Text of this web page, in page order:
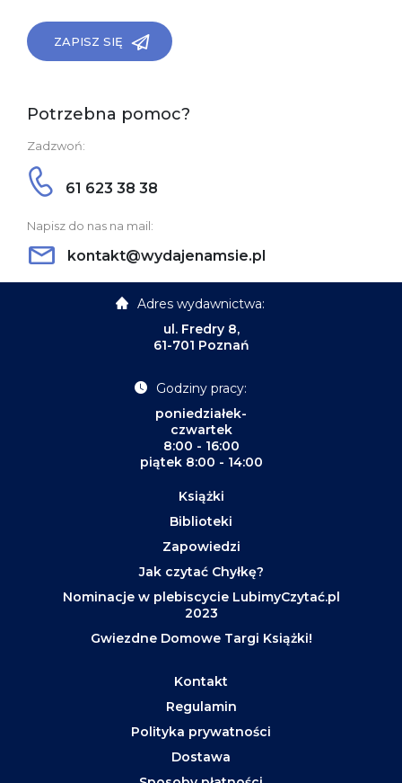
ZAPISZ SIĘ
Potrzebna pomoc?
Zadzwoń:
61 623 38 38
Napisz do nas na mail:
kontakt@wydajenamsie.pl
Adres wydawnictwa:
ul. Fredry 8,
61-701 Poznań
Godziny pracy:
poniedziałek-
czwartek
8:00 - 16:00
piątek 8:00 - 14:00
Książki
Biblioteki
Zapowiedzi
Jak czytać Chyłkę?
Nominacje w plebiscycie LubimyCzytać.pl
2023
Gwiezdne Domowe Targi Książki!
Kontakt
Regulamin
Polityka prywatności
Dostawa